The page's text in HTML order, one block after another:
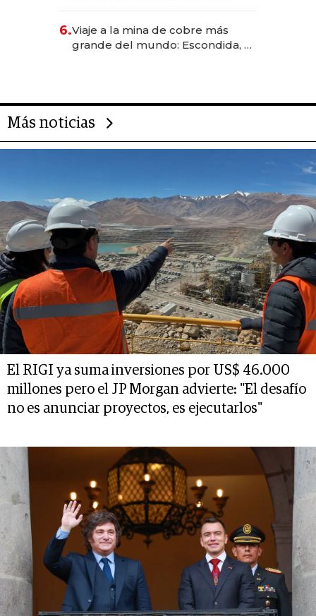
6.Viaje a la mina de cobre más
grande del mundo: Escondida, el
Más noticias
El RIGI ya suma inversiones por US$ 46.000
millones pero el JP Morgan advierte: "El desafío
no es anunciar proyectos, es ejecutarlos"